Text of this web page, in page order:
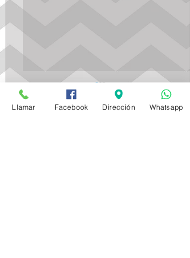
Llamar Facebook Dirección Whatsapp